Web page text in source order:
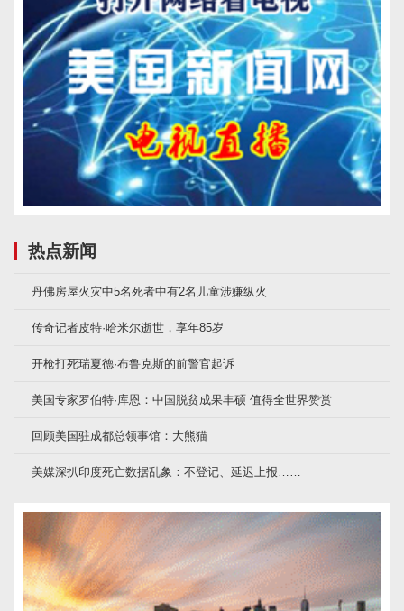
热点新闻
丹佛房屋火灾中5名死者中有2名儿童涉嫌纵火
传奇记者皮特·哈米尔逝世，享年85岁
开枪打死瑞夏德·布鲁克斯的前警官起诉
美国专家罗伯特·库恩：中国脱贫成果丰硕 值得全世界赞赏
回顾美国驻成都总领事馆：大熊猫
美媒深扒印度死亡数据乱象：不登记、延迟上报……